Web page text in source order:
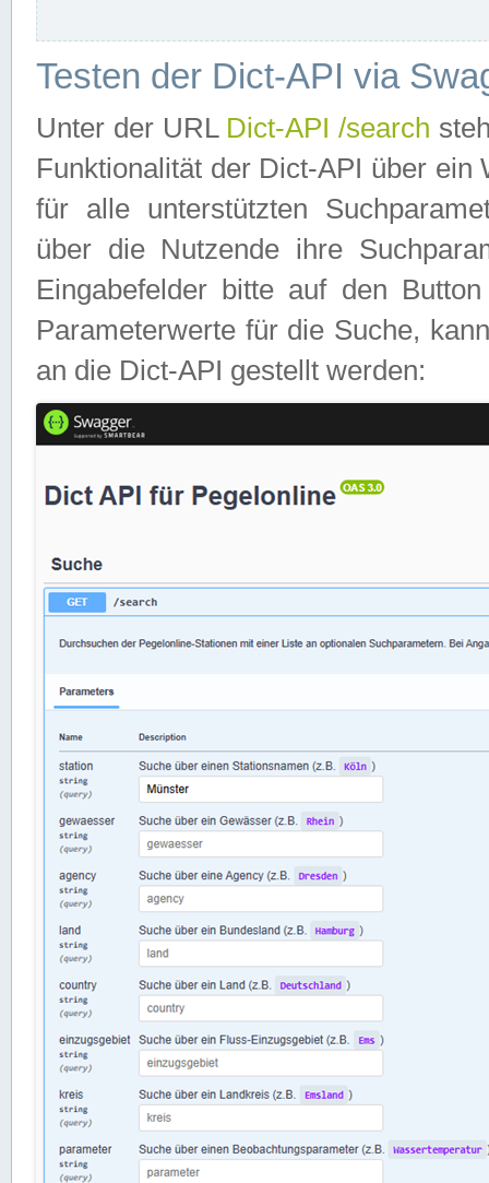
Testen der Dict-API via
Unter der URL Dict-API /search
Funktionalität der Dict-API über
für alle unterstützten
über die Nutzende ihre
Eingabefelder bitte auf den
Parameterwerte für die Suche,
an die Dict-API gestellt werden: